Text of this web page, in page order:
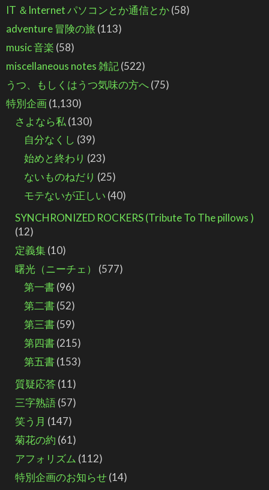
IT ＆Internet パソコンとか通信とか(58)
adventure 冒険の旅 (113)
music 音楽 (58)
miscellaneous notes 雑記(522)
うつ、もしくはうつ気味の方へ(75)
特別企画(1,130)
さよなら私 (130)
自分なくし (39)
始めと終わり (23)
ないものねだり (25)
モテないが正しい (40)
SYNCHRONIZED ROCKERS (Tribute To The pillows )
(12)
定義集(10)
曙光（ニーチェ）
(577)
第一書(96)
第二書(52)
第三書(59)
第四書(215)
第五書(153)
質疑応答(11)
三字熟語(57)
笑う月 (147)
菊花の約 (61)
アフォリズム (112)
特別企画のお知らせ(14)